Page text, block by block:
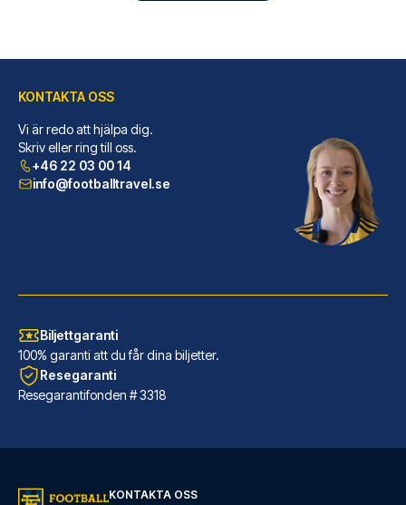
ibis Styles London Southwark – near Borough Market
Ibis Styles London Southwark –...
KONTAKTA OSS
Vi är redo att hjälpa dig.
Skriv eller ring till oss.
+46 22 03 00 14
info@footballtravel.se
Biljettgaranti
100% garanti att du får dina biljetter.
Resegaranti
Resegarantifonden # 3318
KONTAKTA OSS